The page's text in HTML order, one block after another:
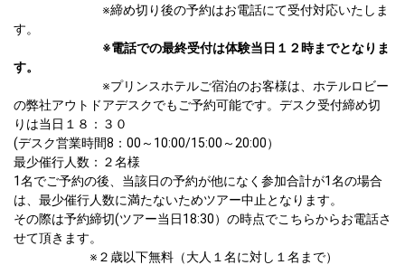
※締め切り後の予約はお電話にて受付対応いたしま
す。
※電話での最終受付は体験当日１２時までとなりま
す。
※プリンスホテルご宿泊のお客様は、ホテルロビー
の弊社アウトドアデスクでもご予約可能です。デスク受付締め切
りは当日１８：３０
(デスク営業時間8：00～10:00/15:00～20:00）
最少催行人数：２名様
1名でご予約の後、当該日の予約が他になく参加合計が1名の場合
は、最少催行人数に満たないためツアー中止となります。
その際は予約締切(ツアー当日18:30）の時点でこちらからお電話さ
せて頂きます。
※２歳以下無料（大人１名に対し１名まで）